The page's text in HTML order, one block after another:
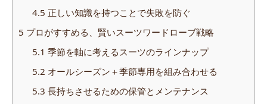
4.5 正しい知識を持つことで失敗を防ぐ
5 プロがすすめる、賢いスーツワードローブ戦略
5.1 季節を軸に考えるスーツのラインナップ
5.2 オールシーズン＋季節専用を組み合わせる
5.3 長持ちさせるための保管とメンテナンス